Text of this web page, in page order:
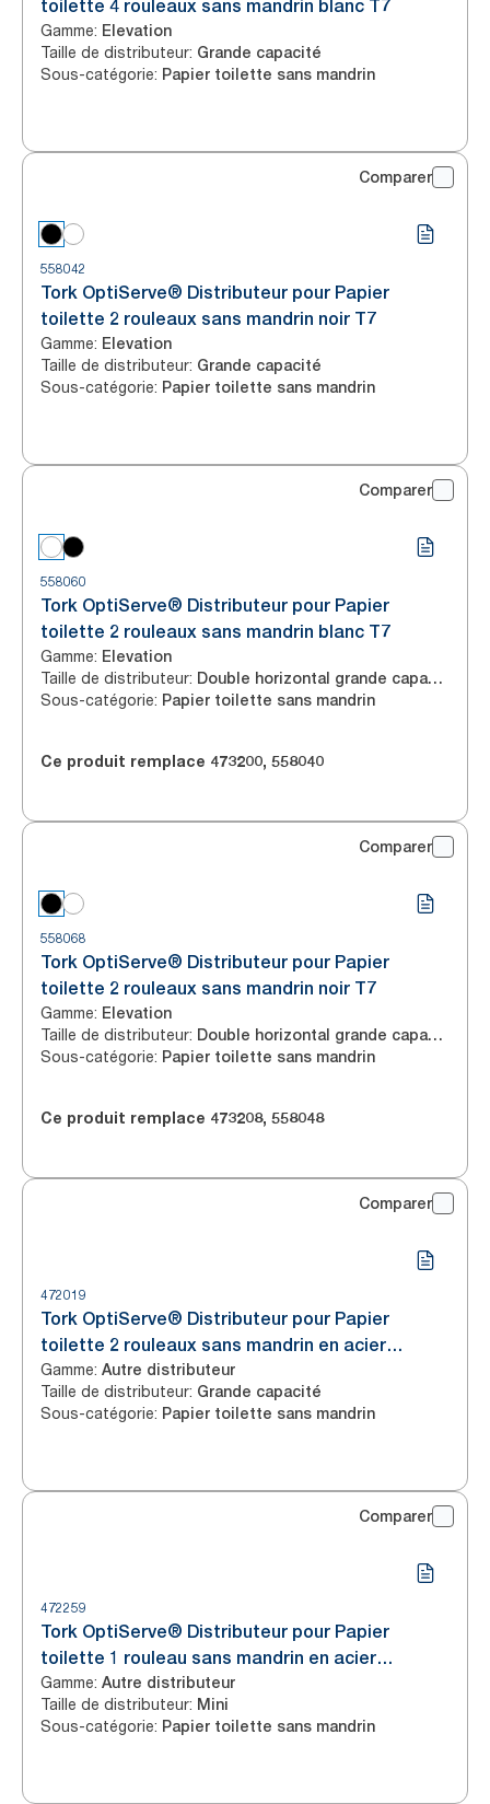
toilette 4 rouleaux sans mandrin blanc T7
Gamme: Elevation
Taille de distributeur: Grande capacité
Sous-catégorie: Papier toilette sans mandrin
Comparer
558042
Tork OptiServe® Distributeur pour Papier
toilette 2 rouleaux sans mandrin noir T7
Gamme: Elevation
Taille de distributeur: Grande capacité
Sous-catégorie: Papier toilette sans mandrin
Comparer
558060
Tork OptiServe® Distributeur pour Papier
toilette 2 rouleaux sans mandrin blanc T7
Gamme: Elevation
Taille de distributeur: Double horizontal grande capacité
Sous-catégorie: Papier toilette sans mandrin
Ce produit remplace 473200, 558040
Comparer
558068
Tork OptiServe® Distributeur pour Papier
toilette 2 rouleaux sans mandrin noir T7
Gamme: Elevation
Taille de distributeur: Double horizontal grande capacité
Sous-catégorie: Papier toilette sans mandrin
Ce produit remplace 473208, 558048
Comparer
472019
Tork OptiServe® Distributeur pour Papier
toilette 2 rouleaux sans mandrin en acier
inoxydable T7
Gamme: Autre distributeur
Taille de distributeur: Grande capacité
Sous-catégorie: Papier toilette sans mandrin
Comparer
472259
Tork OptiServe® Distributeur pour Papier
toilette 1 rouleau sans mandrin en acier
inoxydable T7
Gamme: Autre distributeur
Taille de distributeur: Mini
Sous-catégorie: Papier toilette sans mandrin